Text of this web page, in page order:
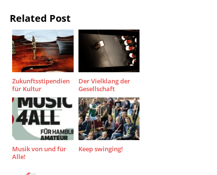
Related Post
Zukunftsstipendien
für Kultur
Der Vielklang der
Gesellschaft
Musik von und für
Alle!
Keep swinging!